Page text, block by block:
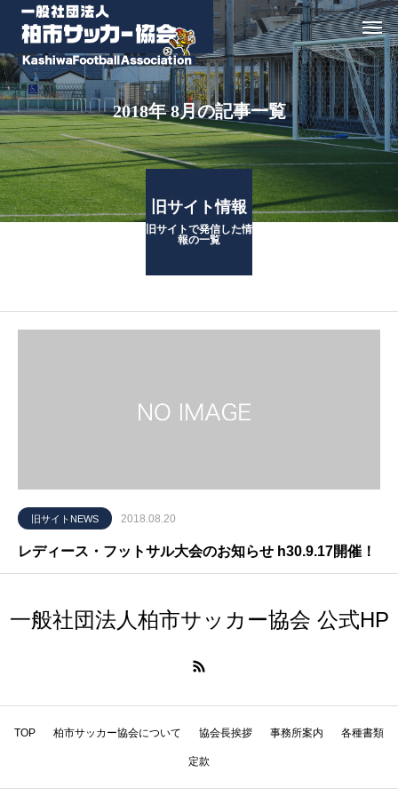
2018年 8月の記事一覧
旧サイト情報
旧サイトで発信した情
報の一覧
旧サイトNEWS 2018.08.20
レディース・フットサル大会のお知らせ h30.9.17開催！
一般社団法人柏市サッカー協会 公式HP
TOP 柏市サッカー協会について 協会長挨拶 事務所案内 各種書類
定款